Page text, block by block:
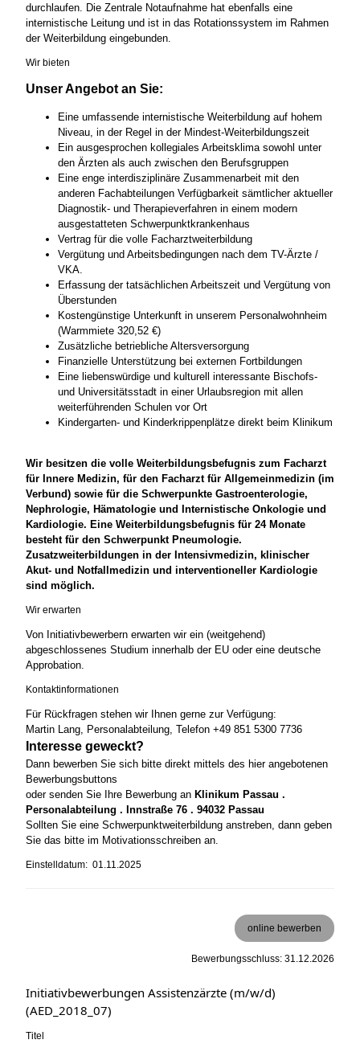
durchlaufen. Die Zentrale Notaufnahme hat ebenfalls eine
internistische Leitung und ist in das Rotationssystem im Rahmen
der Weiterbildung eingebunden.
Wir bieten
Unser Angebot an Sie:
Eine umfassende internistische Weiterbildung auf hohem
Niveau, in der Regel in der Mindest-Weiterbildungszeit
Ein ausgesprochen kollegiales Arbeitsklima sowohl unter
den Ärzten als auch zwischen den Berufsgruppen
Eine enge interdisziplinäre Zusammenarbeit mit den
anderen Fachabteilungen Verfügbarkeit sämtlicher aktueller
Diagnostik- und Therapieverfahren in einem modern
ausgestatteten Schwerpunktkrankenhaus
Vertrag für die volle Facharztweiterbildung
Vergütung und Arbeitsbedingungen nach dem TV-Ärzte /
VKA.
Erfassung der tatsächlichen Arbeitszeit und Vergütung von
Überstunden
Kostengünstige Unterkunft in unserem Personalwohnheim
(Warmmiete 320,52 €)
Zusätzliche betriebliche Altersversorgung
Finanzielle Unterstützung bei externen Fortbildungen
Eine liebenswürdige und kulturell interessante Bischofs-
und Universitätsstadt in einer Urlaubsregion mit allen
weiterführenden Schulen vor Ort
Kindergarten- und Kinderkrippenplätze direkt beim Klinikum
Wir besitzen die volle Weiterbildungsbefugnis zum Facharzt
für Innere Medizin, für den Facharzt für Allgemeinmedizin (im
Verbund) sowie für die Schwerpunkte Gastroenterologie,
Nephrologie, Hämatologie und Internistische Onkologie und
Kardiologie. Eine Weiterbildungsbefugnis für 24 Monate
besteht für den Schwerpunkt Pneumologie.
Zusatzweiterbildungen in der Intensivmedizin, klinischer
Akut- und Notfallmedizin und interventioneller Kardiologie
sind möglich.
Wir erwarten
Von Initiativbewerbern erwarten wir ein (weitgehend)
abgeschlossenes Studium innerhalb der EU oder eine deutsche
Approbation.
Kontaktinformationen
Für Rückfragen stehen wir Ihnen gerne zur Verfügung:
Martin Lang, Personalabteilung, Telefon +49 851 5300 7736
Interesse geweckt?
Dann bewerben Sie sich bitte direkt mittels des hier angebotenen
Bewerbungsbuttons
oder senden Sie Ihre Bewerbung an Klinikum Passau .
Personalabteilung . Innstraße 76 . 94032 Passau
Sollten Sie eine Schwerpunktweiterbildung anstreben, dann geben
Sie das bitte im Motivationsschreiben an.
Einstelldatum: 01.11.2025
online bewerben
Bewerbungsschluss: 31.12.2026
Initiativbewerbungen Assistenzärzte (m/w/d)
(AED_2018_07)
Titel